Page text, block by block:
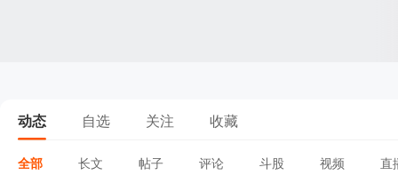
动态 自选 关注 收藏
全部 长文 帖子 评论 斗股 视频 直